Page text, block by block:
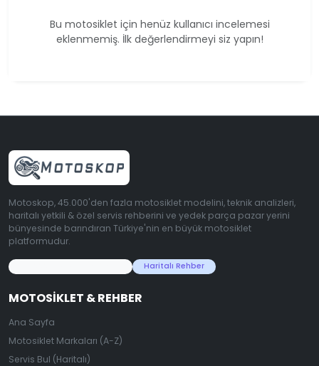
Bu motosiklet için henüz kullanıcı incelemesi
eklenmemiş. İlk değerlendirmeyi siz yapın!
Motoskop, 45.000'den fazla motosiklet modelini, teknik analizleri,
haritalı yetkili & özel servis rehberini ve yedek parça pazar yerini
bünyesinde barındıran Türkiye'nin en büyük motosiklet
platformudur.
Haritalı Rehber
MOTOSIKLET & REHBER
Ana Sayfa
Motosiklet Markaları (A-Z)
Servis Bul (Haritalı)